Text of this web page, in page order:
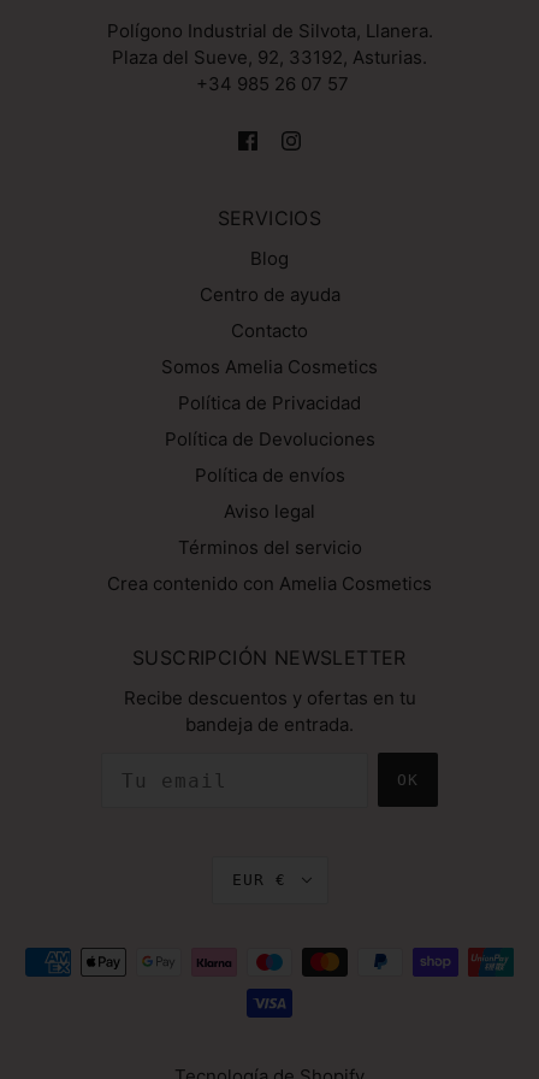
Polígono Industrial de Silvota, Llanera.
Plaza del Sueve, 92, 33192, Asturias.
+34 985 26 07 57
SERVICIOS
Blog
Centro de ayuda
Contacto
Somos Amelia Cosmetics
Política de Privacidad
Política de Devoluciones
Política de envíos
Aviso legal
Términos del servicio
Crea contenido con Amelia Cosmetics
SUSCRIPCIÓN NEWSLETTER
Recibe descuentos y ofertas en tu
bandeja de entrada.
OK
EUR €